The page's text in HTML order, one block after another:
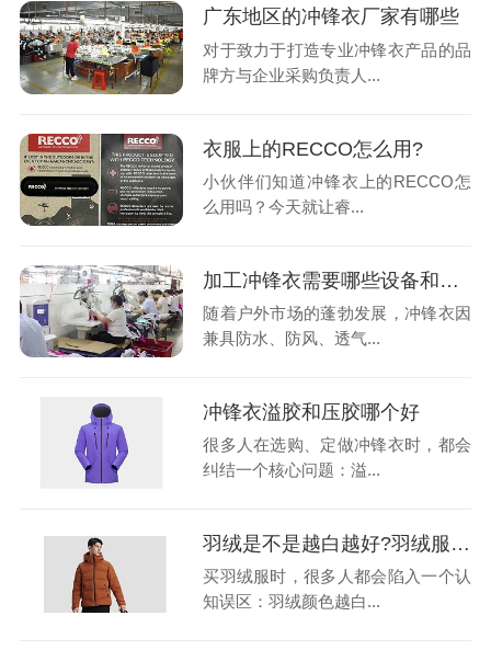
广东地区的冲锋衣厂家有哪些
对于致力于打造专业冲锋衣产品的品
牌方与企业采购负责人...
衣服上的RECCO怎么用?
小伙伴们知道冲锋衣上的RECCO怎
么用吗？今天就让睿...
加工冲锋衣需要哪些设备和技术?
随着户外市场的蓬勃发展，冲锋衣因
兼具防水、防风、透气...
冲锋衣溢胶和压胶哪个好
很多人在选购、定做冲锋衣时，都会
纠结一个核心问题：溢...
羽绒是不是越白越好?羽绒服工厂揭秘行业真相，避开漂白绒陷阱
买羽绒服时，很多人都会陷入一个认
知误区：羽绒颜色越白...